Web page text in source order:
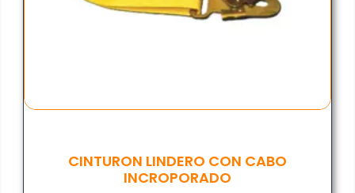
CINTURON LINDERO CON CABO
INCROPORADO